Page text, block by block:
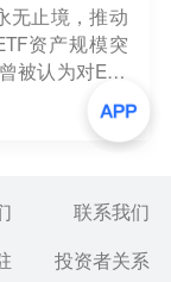
无止境，推动
资产规模突
被认为对ETF
，在有数据可
ETF获得17
1万亿美元以
的ETF，而全
联系我们
投资者关系